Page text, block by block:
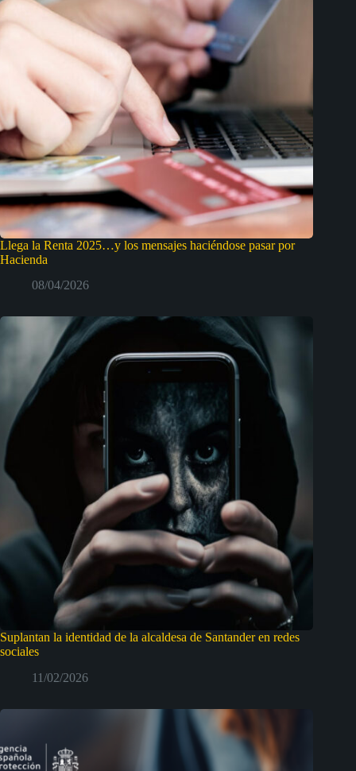
Llega la Renta 2025…y los mensajes haciéndose pasar por
Hacienda
08/04/2026
Suplantan la identidad de la alcaldesa de Santander en redes
sociales
11/02/2026